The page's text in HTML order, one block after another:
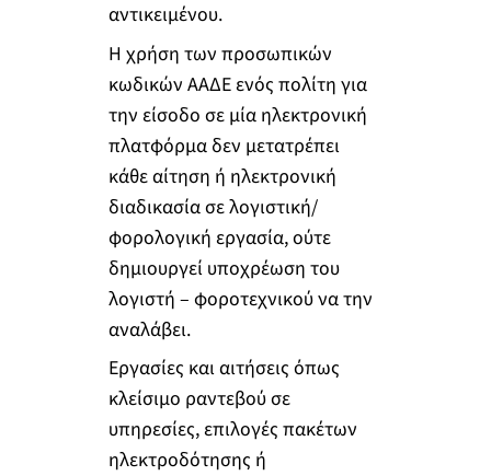
αντικειμένου.
Η χρήση των προσωπικών
κωδικών ΑΑΔΕ ενός πολίτη για
την είσοδο σε μία ηλεκτρονική
πλατφόρμα δεν μετατρέπει
κάθε αίτηση ή ηλεκτρονική
διαδικασία σε λογιστική/
φορολογική εργασία, ούτε
δημιουργεί υποχρέωση του
λογιστή – φοροτεχνικού να την
αναλάβει.
Εργασίες και αιτήσεις όπως
κλείσιμο ραντεβού σε
υπηρεσίες, επιλογές πακέτων
ηλεκτροδότησης ή